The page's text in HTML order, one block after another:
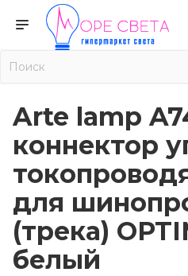
Arte lamp
коннектор
для
(трека)
белый